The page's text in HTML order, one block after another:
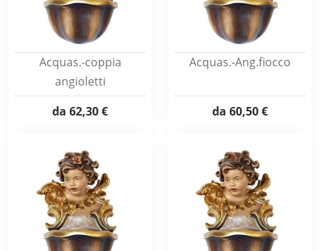
Acquas.-coppia
angioletti
da 62,30 €
Acquas.-Ang.fiocco
da 60,50 €